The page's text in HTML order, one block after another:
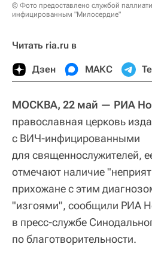
© Фото предоставлено службой
инфицированным "Милосердие"
Читать ria.ru в
Дзен МАКС
МОСКВА, 22 май — РИА
православная церковь
с ВИЧ-инфицированными
для священнослужителей,
отмечают наличие
прихожане с этим
"изгоями", сообщили РИА
в пресс-службе
по благотворительности.